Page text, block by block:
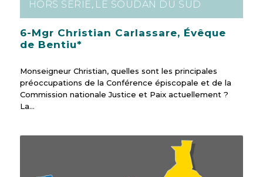
HORS SÉRIE , LE SOUDAN DU SUD
6-Mgr Christian Carlassare, Évêque
de Bentiu*
Monseigneur Christian, quelles sont les principales
préoccupations de la Conférence épiscopale et de la
Commission nationale Justice et Paix actuellement ?
La…